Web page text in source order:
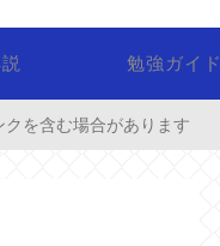
勉強ガイド
を含む場合があります